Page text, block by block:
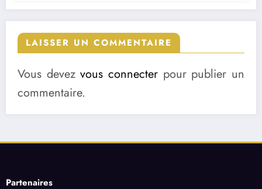
LAISSER UN COMMENTAIRE
Vous devezvous connecter pour publier un
commentaire.
Partenaires